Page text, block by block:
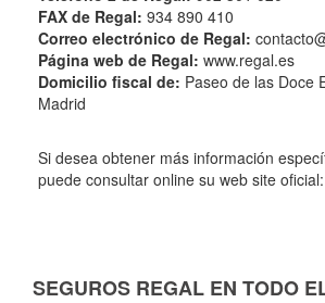
FAX de Regal: 934 890 410
Correo electrónico de Regal:
Página web de Regal: www.regal.es
Domicilio fiscal de: Paseo de las Doce
Madrid
Si desea obtener más información
puede consultar online su web site
SEGUROS REGAL EN TODO